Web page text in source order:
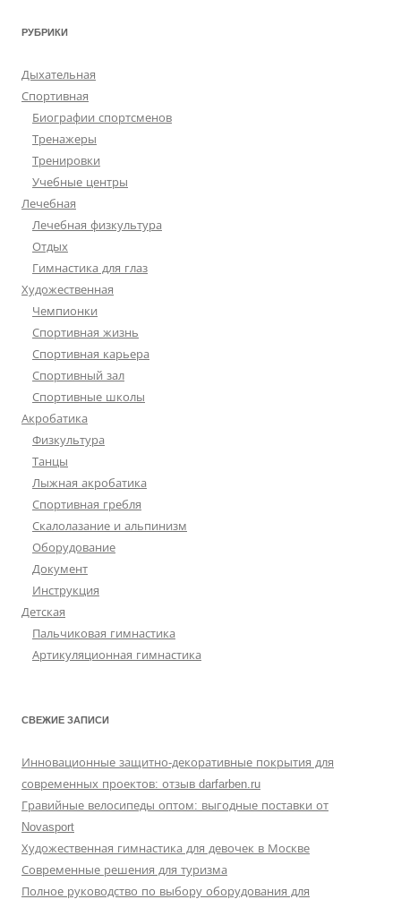
РУБРИКИ
Дыхательная
Спортивная
Биографии спортсменов
Тренажеры
Тренировки
Учебные центры
Лечебная
Лечебная физкультура
Отдых
Гимнастика для глаз
Художественная
Чемпионки
Спортивная жизнь
Спортивная карьера
Спортивный зал
Спортивные школы
Акробатика
Физкультура
Танцы
Лыжная акробатика
Спортивная гребля
Скалолазание и альпинизм
Оборудование
Документ
Инструкция
Детская
Пальчиковая гимнастика
Артикуляционная гимнастика
СВЕЖИЕ ЗАПИСИ
Инновационные защитно-декоративные покрытия для
современных проектов: отзыв darfarben.ru
Гравийные велосипеды оптом: выгодные поставки от
Novasport
Художественная гимнастика для девочек в Москве
Современные решения для туризма
Полное руководство по выбору оборудования для